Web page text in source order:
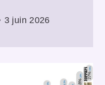
3 juin 2026